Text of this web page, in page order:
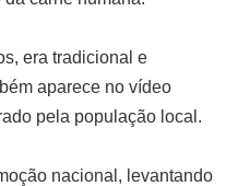
era tradicional e
aparece no vídeo
pela população local.
nacional, levantando